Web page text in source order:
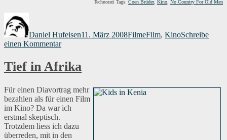
Technorati Tags: Coen Brüder, Kino No Country For Old Men
Daniel Hufeisen11. März 2008FilmeFilm, KinoSchreibe
einen Kommentarzu
Country
for
Men
Tief in Afrika
Für einen Diavortrag mehr
bezahlen als für einen Film
im Kino? Da war ich
erstmal skeptisch.
Trotzdem liess ich dazu
überreden, mit in den